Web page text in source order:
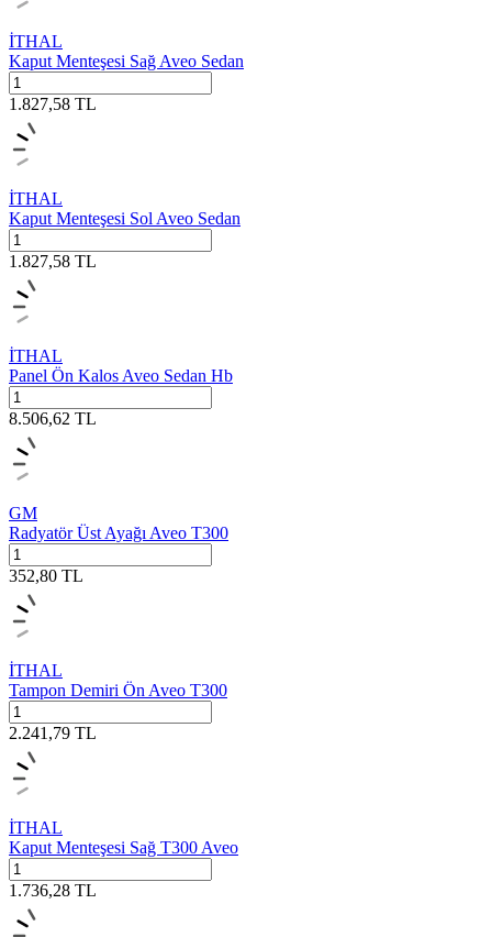
İTHAL
Kaput Menteşesi Sağ Aveo Sedan
1.827,58 TL
İTHAL
Kaput Menteşesi Sol Aveo Sedan
1.827,58 TL
İTHAL
Panel Ön Kalos Aveo Sedan Hb
8.506,62 TL
GM
Radyatör Üst Ayağı Aveo T300
352,80 TL
İTHAL
Tampon Demiri Ön Aveo T300
2.241,79 TL
İTHAL
Kaput Menteşesi Sağ T300 Aveo
1.736,28 TL